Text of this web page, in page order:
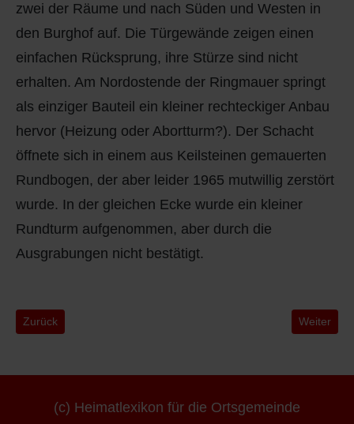
zwei der Räume und nach Süden und Westen in
den Burghof auf. Die Türgewände zeigen einen
einfachen Rücksprung, ihre Stürze sind nicht
erhalten. Am Nordostende der Ringmauer springt
als einziger Bauteil ein kleiner rechteckiger Anbau
hervor (Heizung oder Abortturm?). Der Schacht
öffnete sich in einem aus Keilsteinen gemauerten
Rundbogen, der aber leider 1965 mutwillig zerstört
wurde. In der gleichen Ecke wurde ein kleiner
Rundturm aufgenommen, aber durch die
Ausgrabungen nicht bestätigt.
Vorheriger Beitrag: 1977- Im Nebel der Vergangenheit
Zurück Nächster
Weiter
(c) Heimatlexikon für die Ortsgemeinde